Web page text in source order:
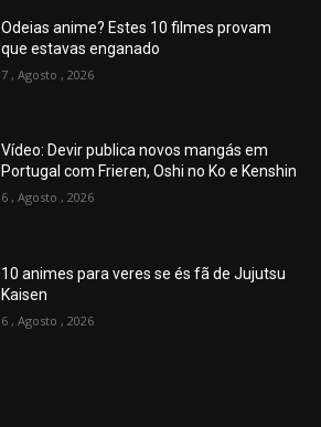
Odeias anime? Estes 10 filmes provam
que estavas enganado
7 , Agosto , 2026
Vídeo: Devir publica novos mangás em
Portugal com Frieren, Oshi no Ko e Kenshin
6 , Agosto , 2026
10 animes para veres se és fã de Jujutsu
Kaisen
6 , Agosto , 2026